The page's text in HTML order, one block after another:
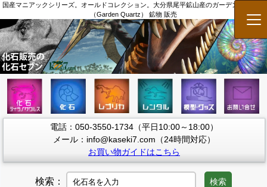
国産マニアックシリーズ。オールドコレクション。大分県尾平鉱山産のガーデンクォーツ
（Garden Quartz） 鉱物 販売
メ
電話：050-3550-1734（平日10:00～18:00）
メール：info@kaseki7.com（24時間対応）
お買い物ガイドはこちら
検索： 検索